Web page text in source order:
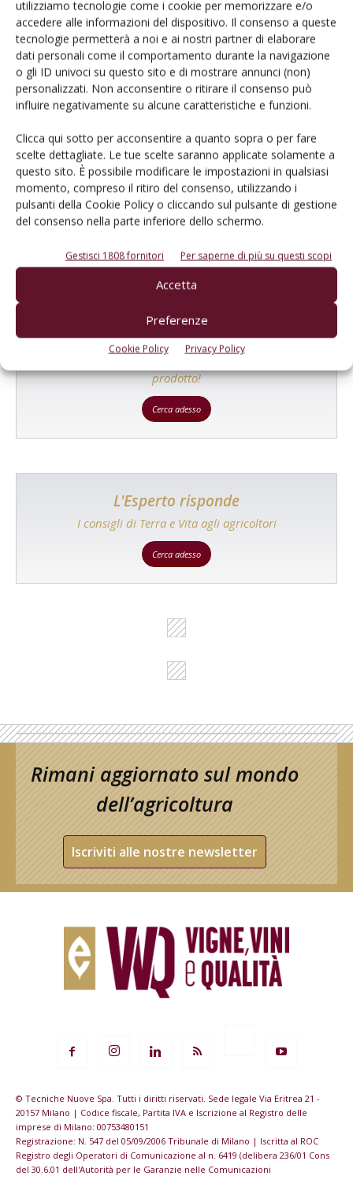
utilizziamo tecnologie come i cookie per memorizzare e/o
accedere alle informazioni del dispositivo. Il consenso a queste
tecnologie permetterà a noi e ai nostri partner di elaborare
dati personali come il comportamento durante la navigazione
o gli ID univoci su questo sito e di mostrare annunci (non)
personalizzati. Non acconsentire o ritirare il consenso può
influire negativamente su alcune caratteristiche e funzioni.
Clicca qui sotto per acconsentire a quanto sopra o per fare
scelte dettagliate. Le tue scelte saranno applicate solamente a
questo sito. È possibile modificare le impostazioni in qualsiasi
momento, compreso il ritiro del consenso, utilizzando i
pulsanti della Cookie Policy o cliccando sul pulsante di gestione
del consenso nella parte inferiore dello schermo.
Gestisci 1808 fornitori Per saperne di più su questi scopi
Accetta
Preferenze
Cookie Policy Privacy Policy
PROTAGONISTI
Libera Università di Bolzano: tre nuovi
docenti nell’area delle tecnologie
alimentari
DiRedazione 6 Febbraio 2017
E-magazine
Tecniche, prodotti e servizi dalle aziende
Catalogo Aziende e Prodotti
Un modo semplice per cercare un'azienda o un
prodotto!
Cerca adesso
L'Esperto risponde
I consigli di Terra e Vita agli agricoltori
Cerca adesso
Rimani aggiornato sul mondo
dell’agricoltura
Iscriviti alle nostre newsletter
© Tecniche Nuove Spa. Tutti i diritti riservati. Sede legale Via Eritrea 21 -
20157 Milano | Codice fiscale, Partita IVA e Iscrizione al Registro delle
imprese di Milano: 00753480151
Registrazione: N. 547 del 05/09/2006 Tribunale di Milano | Iscritta al ROC
Registro degli Operatori di Comunicazione al n. 6419 (delibera 236/01 Cons
del 30.6.01 dell'Autorità per le Garanzie nelle Comunicazioni